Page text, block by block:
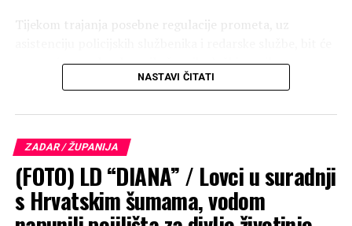
Tijekom trajanja posebne regulacije prometa, uz
omogućen prolazak vozila žurnih službi, vozila
komunalnih službi te vozila stanara navedenog područja.
Učinak ovakve prometne regulacije analizira se u okviru
Studije zone regulacije pristupa vozilima na Poluotok,
čiju je izradu Grad Zadar lani naručio od Fakulteta
prometnih znanosti.
Na isti način promet je bio reguliran i u utorak, 4.
NASTAVI ČITATI
ZADAR / ŽUPANIJA
(FOTO) LD “DIANA” / Lovci u suradnji
s Hrvatskim šumama, vodom